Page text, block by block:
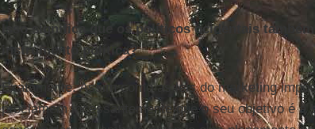
Isso significa que os políticos ocidentais
instrumento política?
Exatamente. Assim como as leis do marketing
proclamem incessantemente que o seu objetivo é a